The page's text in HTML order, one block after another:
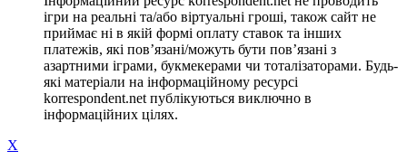
ігри на реальні та/або віртуальні гроші, також сайт не
приймає ні в якій формі оплату ставок та інших
платежів, які пов’язані/можуть бути пов’язані з
азартними іграми, букмекерами чи тоталізаторами. Будь-
які матеріали на інформаційному ресурсі
korrespondent.net публікуються виключно в
інформаційних цілях.
X